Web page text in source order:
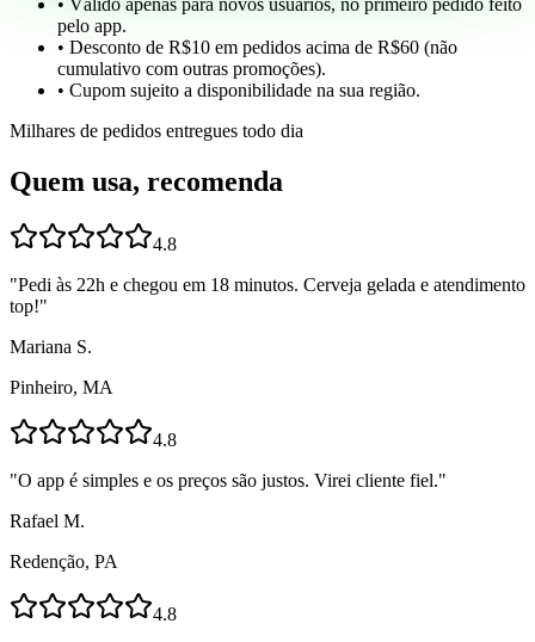
pelo app.
• Desconto de R$10 em pedidos acima de R$60 (não
cumulativo com outras promoções).
• Cupom sujeito a disponibilidade na sua região.
Milhares de pedidos entregues todo dia
Quem usa, recomenda
4.8
"Pedi às 22h e chegou em 18 minutos. Cerveja gelada e atendimento
top!"
Mariana S.
Pinheiro, MA
4.8
"O app é simples e os preços são justos. Virei cliente fiel."
Rafael M.
Redenção, PA
4.8